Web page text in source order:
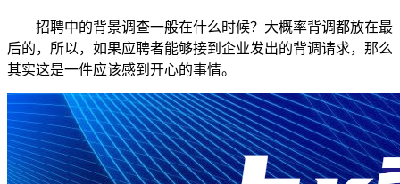
招聘中的背景调查一般在什么时候？大概率背调都放在最
后的，所以，如果应聘者能够接到企业发出的背调请求，那么
其实这是一件应该感到开心的事情。